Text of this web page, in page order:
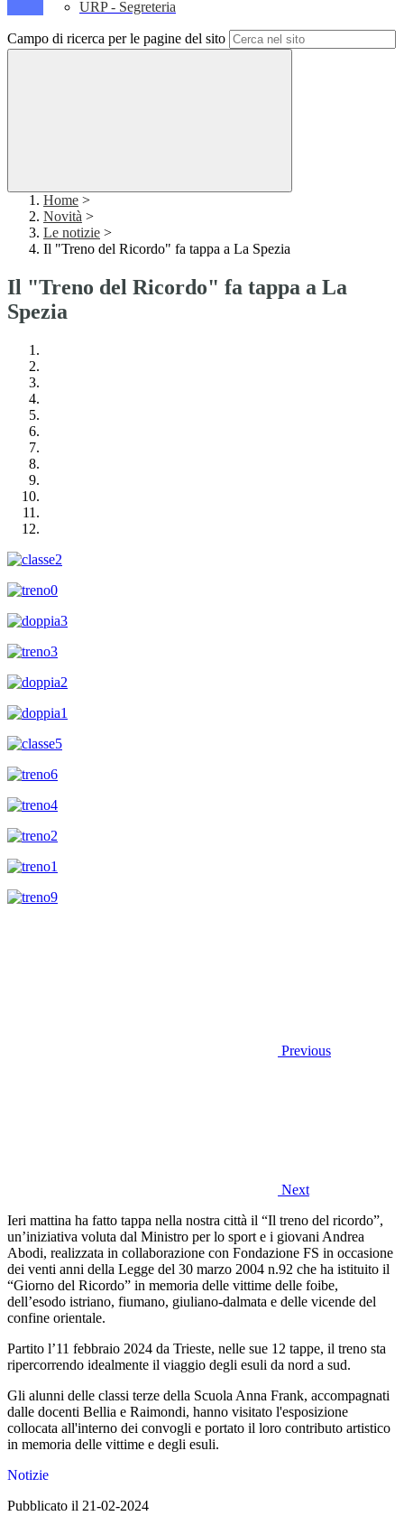
URP - Segreteria
Campo di ricerca per le pagine del sito
Home >
Novità >
Le notizie >
Il "Treno del Ricordo" fa tappa a La Spezia
Il "Treno del Ricordo" fa tappa a La
Spezia
Previous
Next
Ieri mattina ha fatto tappa nella nostra città il “Il treno del ricordo”,
un’iniziativa voluta dal Ministro per lo sport e i giovani Andrea
Abodi, realizzata in collaborazione con Fondazione FS in occasione
dei venti anni della Legge del 30 marzo 2004 n.92 che ha istituito il
“Giorno del Ricordo” in memoria delle vittime delle foibe,
dell’esodo istriano, fiumano, giuliano-dalmata e delle vicende del
confine orientale.
Partito l’11 febbraio 2024 da Trieste, nelle sue 12 tappe, il treno sta
ripercorrendo idealmente il viaggio degli esuli da nord a sud.
Gli alunni delle classi terze della Scuola Anna Frank, accompagnati
dalle docenti Bellia e Raimondi, hanno visitato l'esposizione
collocata all'interno dei convogli e portato il loro contributo artistico
in memoria delle vittime e degli esuli.
Notizie
Pubblicato il 21-02-2024